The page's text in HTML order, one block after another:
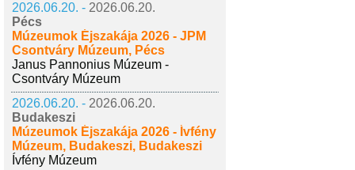
2026.06.20. - 2026.06.20.
Pécs
Múzeumok Éjszakája 2026 - JPM
Csontváry Múzeum, Pécs
Janus Pannonius Múzeum -
Csontváry Múzeum
2026.06.20. - 2026.06.20.
Budakeszi
Múzeumok Éjszakája 2026 - Ívfény
Múzeum, Budakeszi, Budakeszi
Ívfény Múzeum